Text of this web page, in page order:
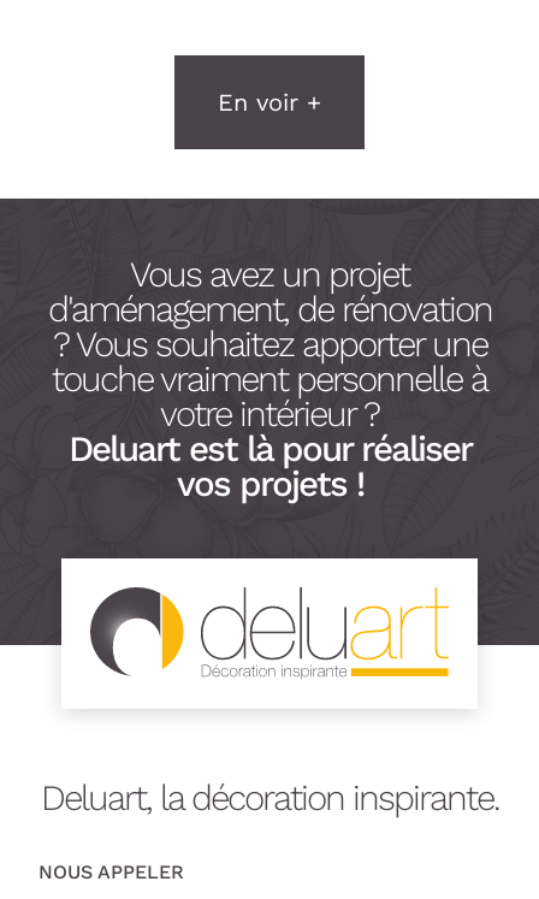
En voir +
Vous avez un projet
d'aménagement, de rénovation
? Vous souhaitez apporter une
touche vraiment personnelle à
votre intérieur ?
Deluart est là pour réaliser
vos projets !
Deluart, la décoration inspirante.
NOUS APPELER